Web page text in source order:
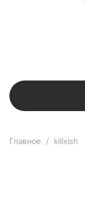
Главное killxish